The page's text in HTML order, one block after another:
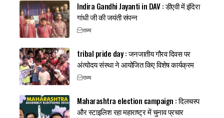
Indira Gandhi Jayanti in DAV : डीएवी में इंदिरा
गांधी जी की जयंती संपन्न
राज्य
tribal pride day : जनजातीय गौरव दिवस पर
अंत्योदय संस्था ने आयोजित किए विशेष कार्यक्रम
राज्य
Maharashtra election campaign : दिलचस्प
और स्टाइलिश रहा महाराष्ट्र में चुनाव प्रचार